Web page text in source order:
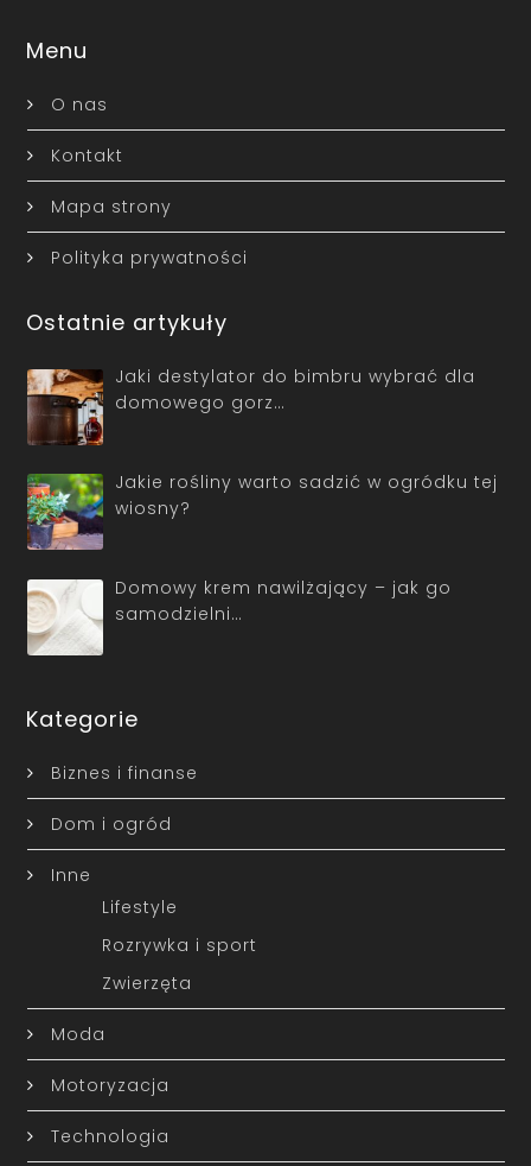
Menu
O nas
Kontakt
Mapa strony
Polityka prywatności
Ostatnie artykuły
Jaki destylator do bimbru wybrać dla
domowego gorz…
Jakie rośliny warto sadzić w ogródku tej
wiosny?
Domowy krem nawilżający – jak go
samodzielni…
Kategorie
Biznes i finanse
Dom i ogród
Inne
Lifestyle
Rozrywka i sport
Zwierzęta
Moda
Motoryzacja
Technologia